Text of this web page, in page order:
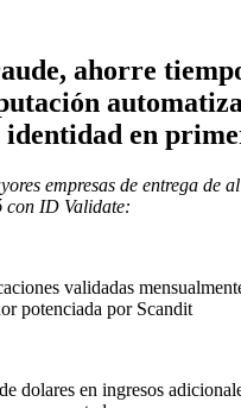
ahorre
identidad en
empresas de entrega de
con ID Validate:
validadas
potenciada por Scandit
dolares en ingresos